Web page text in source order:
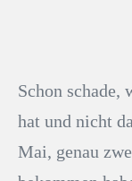
Schon schade,
hat und nicht
Mai, genau